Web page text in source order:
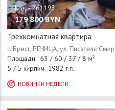
179 800 BYN
Трехкомнатная квартира